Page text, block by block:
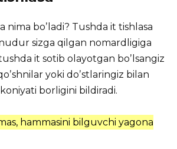
nima boʼladi? Tushda it tishlasa
sizga qilgan nomardligiga
it sotib olayotgan boʼlsangiz
yoki doʼstlaringiz bilan
borligini bildiradi.
hammasini bilguvchi yagona